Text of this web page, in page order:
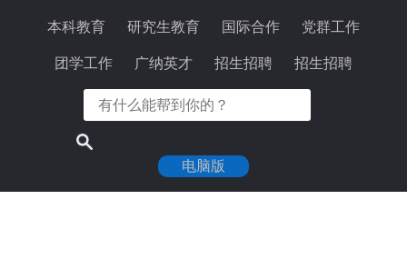
本科教育 研究生教育 国际合作 党群工作
团学工作 广纳英才 招生招聘 招生招聘
电脑版